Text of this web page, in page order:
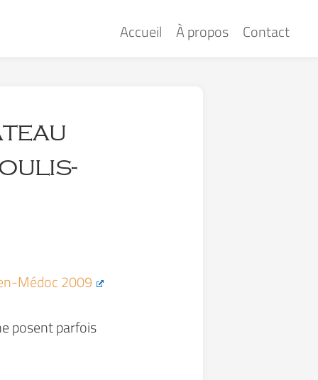
Accueil À propos Contact
Médoc 2009
posent parfois